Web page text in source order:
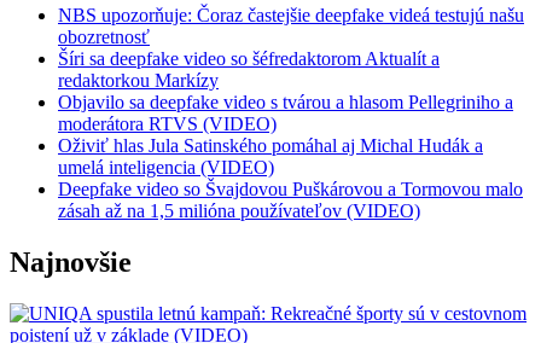
NBS upozorňuje: Čoraz častejšie deepfake videá testujú našu
obozretnosť
Šíri sa deepfake video so šéfredaktorom Aktualít a
redaktorkou Markízy
Objavilo sa deepfake video s tvárou a hlasom Pellegriniho a
moderátora RTVS (VIDEO)
Oživiť hlas Jula Satinského pomáhal aj Michal Hudák a
umelá inteligencia (VIDEO)
Deepfake video so Švajdovou Puškárovou a Tormovou malo
zásah až na 1,5 milióna používateľov (VIDEO)
Najnovšie